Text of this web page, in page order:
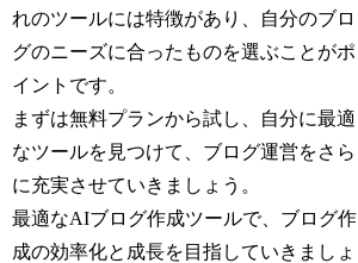
れのツールには特徴があり、自分のブロ
グのニーズに合ったものを選ぶことがポ
イントです。
まずは無料プランから試し、自分に最適
なツールを見つけて、ブログ運営をさら
に充実させていきましょう。
最適なAIブログ作成ツールで、ブログ作
成の効率化と成長を目指していきましょ